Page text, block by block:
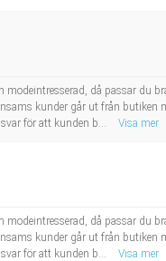
då passar du
kunder går ut från butiken
för att kunden b...
Visa mer
då passar du
kunder går ut från butiken
för att kunden b...
Visa mer